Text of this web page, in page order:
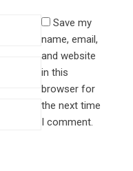
Save my
name, email,
and website
in this
browser for
the next time
I comment.